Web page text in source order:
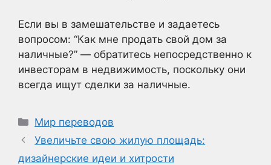
Если вы в замешательстве и задаетесь
вопросом: “Как мне продать свой дом за
наличные?” — обратитесь непосредственно к
инвесторам в недвижимость, поскольку они
всегда ищут сделки за наличные.
Рубрики
Мир переводов
Увеличьте свою жилую площадь:
дизайнерские идеи и хитрости